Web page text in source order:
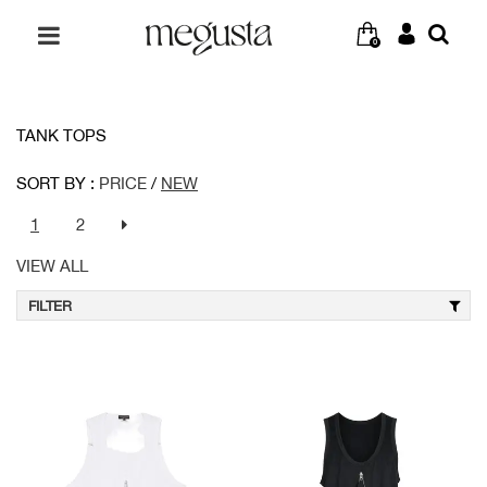
0
TANK TOPS
SORT BY : PRICE / NEW
1 2
VIEW ALL
FILTER